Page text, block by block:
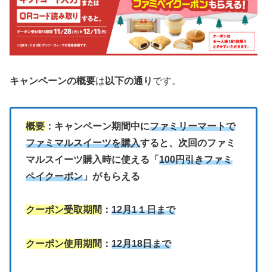
キャンペーンの概要は 以下の通り です。
概要 ：キャンペーン期間中にファミリーマートで
ファミマルスイーツを購入すると、次回のファミ
マルスイーツ購入時に使える「 100円引きファミ
ペイクーポン 」がもらえる
クーポン受取期間 ： 12月1１日まで
クーポン使用期間 ： 12月18日まで